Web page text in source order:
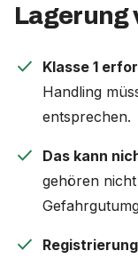
Lagerung
check Klasse 1
Handling
entsprechen.
check Das kann
gehören
check